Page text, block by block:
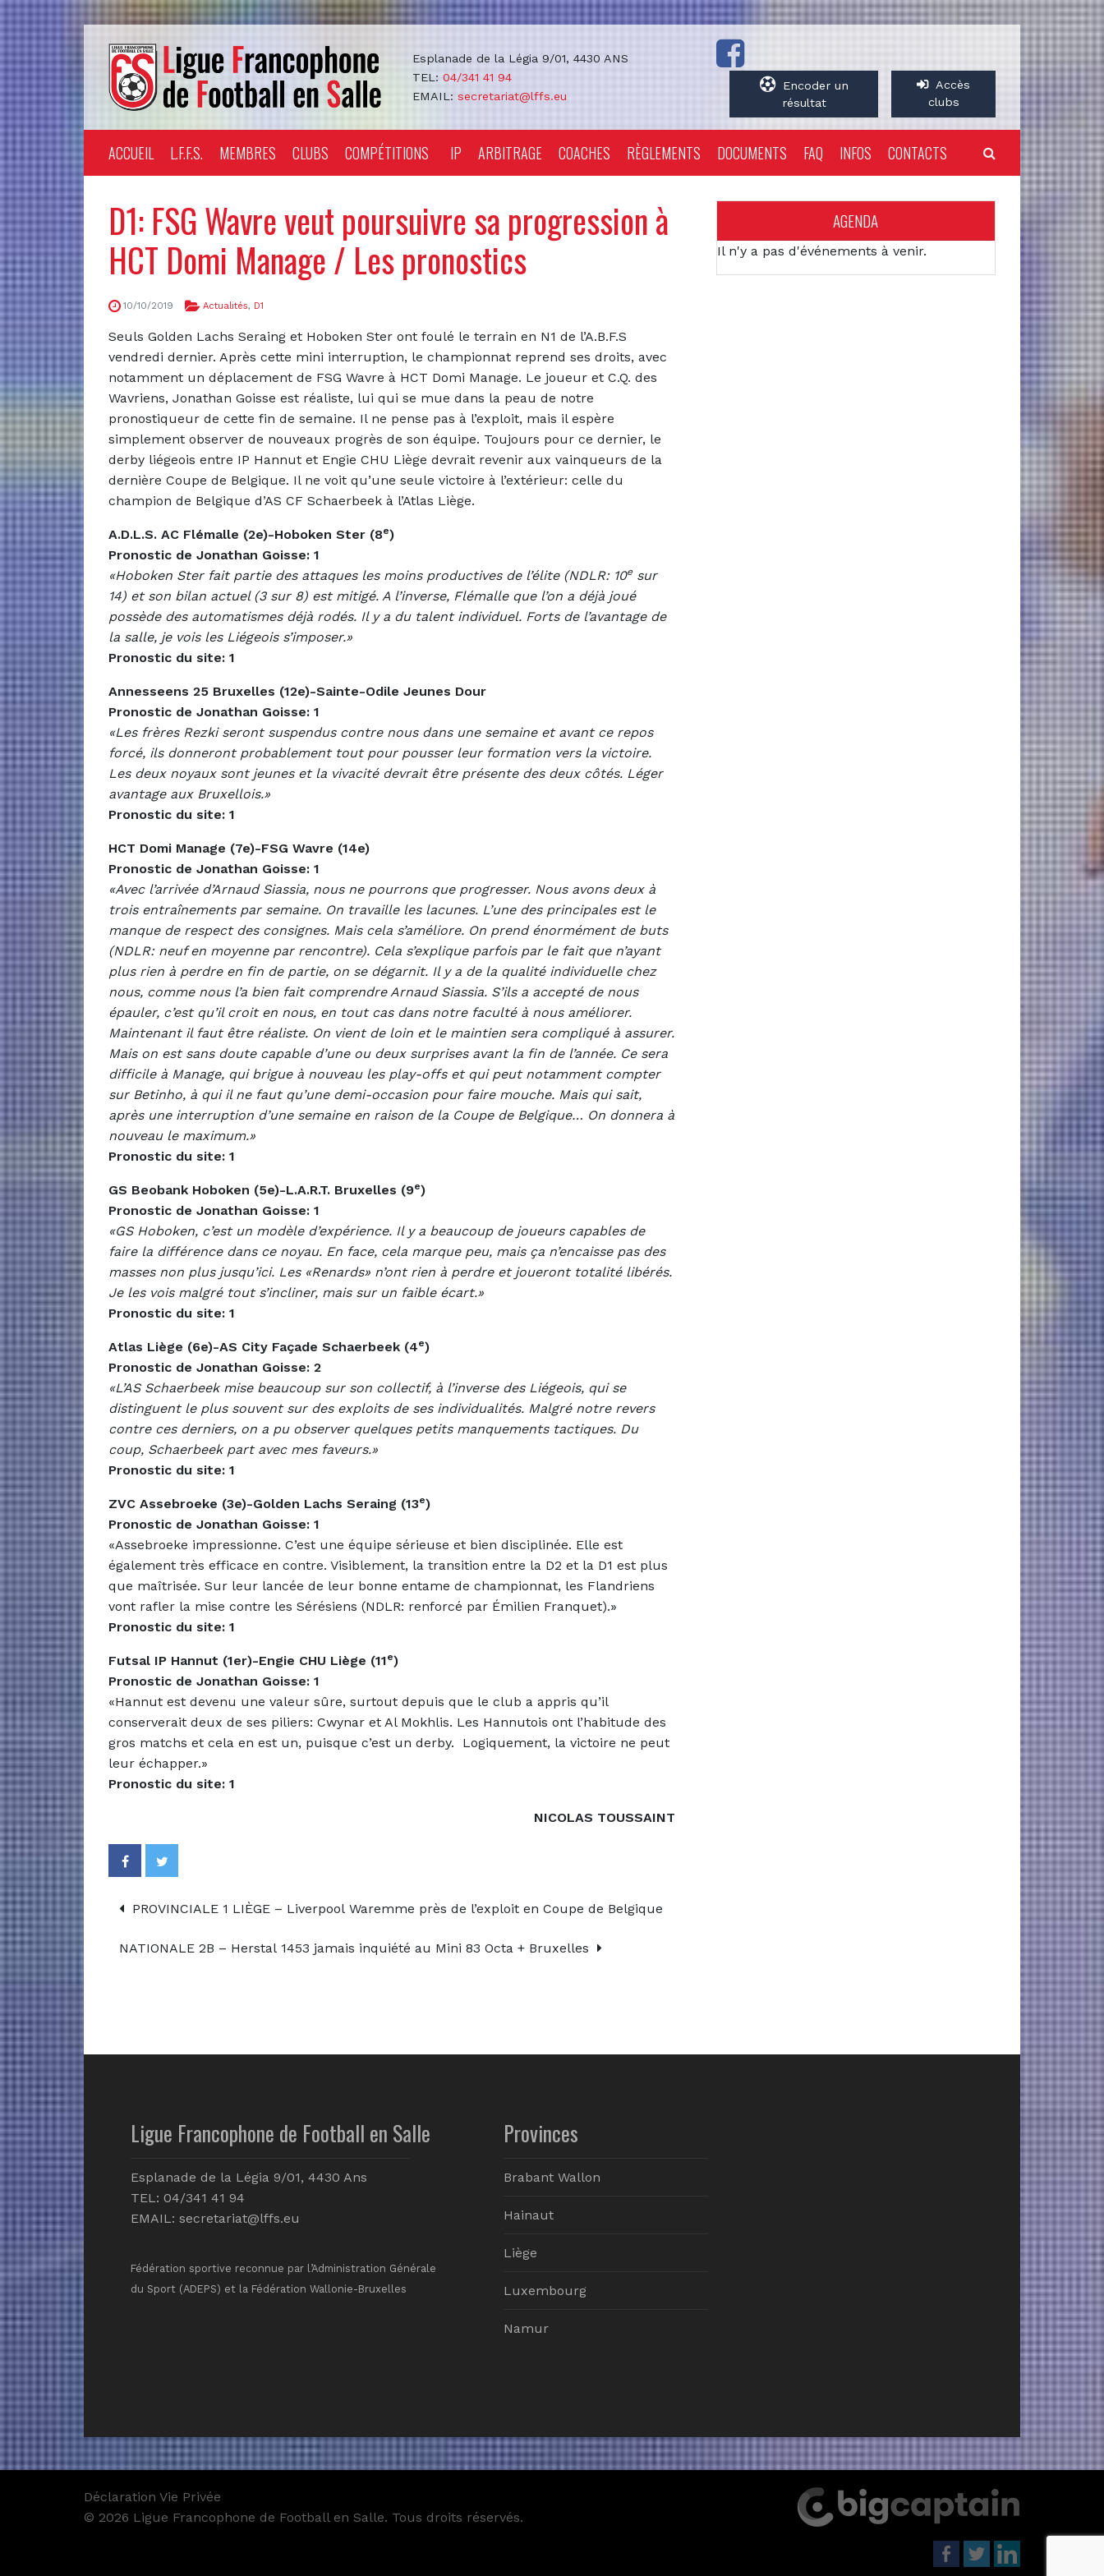
Esplanade de la Légia 9/01, 4430 ANS
TEL: 04/341 41 94
EMAIL: secretariat@lffs.eu
Encoder un
résultat
Accès
clubs
ACCUEIL L.F.F.S. MEMBRES CLUBS COMPÉTITIONS IP ARBITRAGE COACHES RÈGLEMENTS DOCUMENTS FAQ INFOS CONTACTS
D1: FSG Wavre veut poursuivre sa progression à
HCT Domi Manage / Les pronostics
10/10/2019 Actualités, D1
Seuls Golden Lachs Seraing et Hoboken Ster ont foulé le terrain en N1 de l’A.B.F.S
vendredi dernier. Après cette mini interruption, le championnat reprend ses droits, avec
notamment un déplacement de FSG Wavre à HCT Domi Manage. Le joueur et C.Q. des
Wavriens, Jonathan Goisse est réaliste, lui qui se mue dans la peau de notre
pronostiqueur de cette fin de semaine. Il ne pense pas à l’exploit, mais il espère
simplement observer de nouveaux progrès de son équipe. Toujours pour ce dernier, le
derby liégeois entre IP Hannut et Engie CHU Liège devrait revenir aux vainqueurs de la
dernière Coupe de Belgique. Il ne voit qu’une seule victoire à l’extérieur: celle du
champion de Belgique d’AS CF Schaerbeek à l’Atlas Liège.
A.D.L.S. AC Flémalle (2e)-Hoboken Ster (8e)
Pronostic de Jonathan Goisse: 1
«Hoboken Ster fait partie des attaques les moins productives de l’élite (NDLR: 10esur
14) et son bilan actuel (3 sur 8) est mitigé. A l’inverse, Flémalle que l’on a déjà joué
possède des automatismes déjà rodés. Il y a du talent individuel. Forts de l’avantage de
la salle, je vois les Liégeois s’imposer.»
Pronostic du site: 1
Annesseens 25 Bruxelles (12e)-Sainte-Odile Jeunes Dour
Pronostic de Jonathan Goisse: 1
«Les frères Rezki seront suspendus contre nous dans une semaine et avant ce repos
forcé, ils donneront probablement tout pour pousser leur formation vers la victoire.
Les deux noyaux sont jeunes et la vivacité devrait être présente des deux côtés. Léger
avantage aux Bruxellois.»
Pronostic du site: 1
HCT Domi Manage (7e)-FSG Wavre (14e)
Pronostic de Jonathan Goisse: 1
«Avec l’arrivée d’Arnaud Siassia, nous ne pourrons que progresser. Nous avons deux à
trois entraînements par semaine. On travaille les lacunes. L’une des principales est le
manque de respect des consignes. Mais cela s’améliore. On prend énormément de buts
(NDLR: neuf en moyenne par rencontre). Cela s’explique parfois par le fait que n’ayant
plus rien à perdre en fin de partie, on se dégarnit. Il y a de la qualité individuelle chez
nous, comme nous l’a bien fait comprendre Arnaud Siassia. S’ils a accepté de nous
épauler, c’est qu’il croit en nous, en tout cas dans notre faculté à nous améliorer.
Maintenant il faut être réaliste. On vient de loin et le maintien sera compliqué à assurer.
Mais on est sans doute capable d’une ou deux surprises avant la fin de l’année. Ce sera
difficile à Manage, qui brigue à nouveau les play-offs et qui peut notamment compter
sur Betinho, à qui il ne faut qu’une demi-occasion pour faire mouche. Mais qui sait,
après une interruption d’une semaine en raison de la Coupe de Belgique… On donnera à
nouveau le maximum.»
Pronostic du site: 1
GS Beobank Hoboken (5e)-L.A.R.T. Bruxelles (9e)
Pronostic de Jonathan Goisse: 1
«GS Hoboken, c’est un modèle d’expérience. Il y a beaucoup de joueurs capables de
faire la différence dans ce noyau. En face, cela marque peu, mais ça n’encaisse pas des
masses non plus jusqu’ici. Les «Renards» n’ont rien à perdre et joueront totalité libérés.
Je les vois malgré tout s’incliner, mais sur un faible écart.»
Pronostic du site: 1
Atlas Liège (6e)-AS City Façade Schaerbeek (4e)
Pronostic de Jonathan Goisse: 2
«L’AS Schaerbeek mise beaucoup sur son collectif, à l’inverse des Liégeois, qui se
distinguent le plus souvent sur des exploits de ses individualités. Malgré notre revers
contre ces derniers, on a pu observer quelques petits manquements tactiques. Du
coup, Schaerbeek part avec mes faveurs.»
Pronostic du site: 1
ZVC Assebroeke (3e)-Golden Lachs Seraing (13e)
Pronostic de Jonathan Goisse: 1
«Assebroeke impressionne. C’est une équipe sérieuse et bien disciplinée. Elle est
également très efficace en contre. Visiblement, la transition entre la D2 et la D1 est plus
que maîtrisée. Sur leur lancée de leur bonne entame de championnat, les Flandriens
vont rafler la mise contre les Sérésiens (NDLR: renforcé par Émilien Franquet).»
Pronostic du site: 1
Futsal IP Hannut (1er)-Engie CHU Liège (11e)
Pronostic de Jonathan Goisse: 1
«Hannut est devenu une valeur sûre, surtout depuis que le club a appris qu’il
conserverait deux de ses piliers: Cwynar et Al Mokhlis. Les Hannutois ont l’habitude des
gros matchs et cela en est un, puisque c’est un derby. Logiquement, la victoire ne peut
leur échapper.»
Pronostic du site: 1
NICOLAS TOUSSAINT
PROVINCIALE 1 LIÈGE – Liverpool Waremme près de l’exploit en Coupe de Belgique
NATIONALE 2B – Herstal 1453 jamais inquiété au Mini 83 Octa + Bruxelles
AGENDA
Il n'y a pas d'événements à venir.
Ligue Francophone de Football en Salle
Esplanade de la Légia 9/01, 4430 Ans
TEL: 04/341 41 94
EMAIL: secretariat@lffs.eu
Fédération sportive reconnue par l’Administration Générale
du Sport (ADEPS) et la Fédération Wallonie-Bruxelles
Provinces
Brabant Wallon
Hainaut
Liège
Luxembourg
Namur
Déclaration Vie Privée
© 2026 Ligue Francophone de Football en Salle. Tous droits réservés.